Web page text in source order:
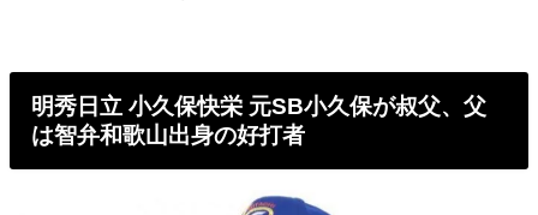
明秀日立 小久保快栄 元SB小久保が叔父、父
は智弁和歌山出身の好打者